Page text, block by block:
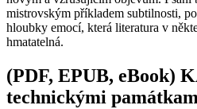
mistrovským příkladem subtilnosti,
hloubky emocí, která literatura v
hmatatelná.
(PDF, EPUB, eBook)
technickými